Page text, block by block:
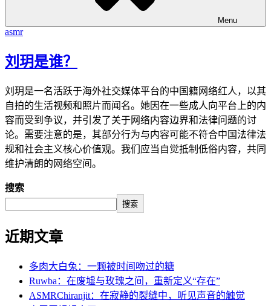
Menu
asmr
刘玥是谁？
刘玥是一名活跃于海外社交媒体平台的中国籍网络红人，以其
自拍的生活视频和照片而闻名。她因在一些成人向平台上的内
容而受到争议，并引发了关于网络内容边界和法律问题的讨
论。需要注意的是，其部分行为与内容可能不符合中国法律法
规和社会主义核心价值观。我们应当自觉抵制低俗内容，共同
维护清朗的网络空间。
搜索
搜索
近期文章
多肉大白兔：一颗被时间吻过的糖
Ruwba：在废墟与玫瑰之间，重新定义“存在”
ASMRChiranjit：在寂静的裂缝中，听见声音的触觉